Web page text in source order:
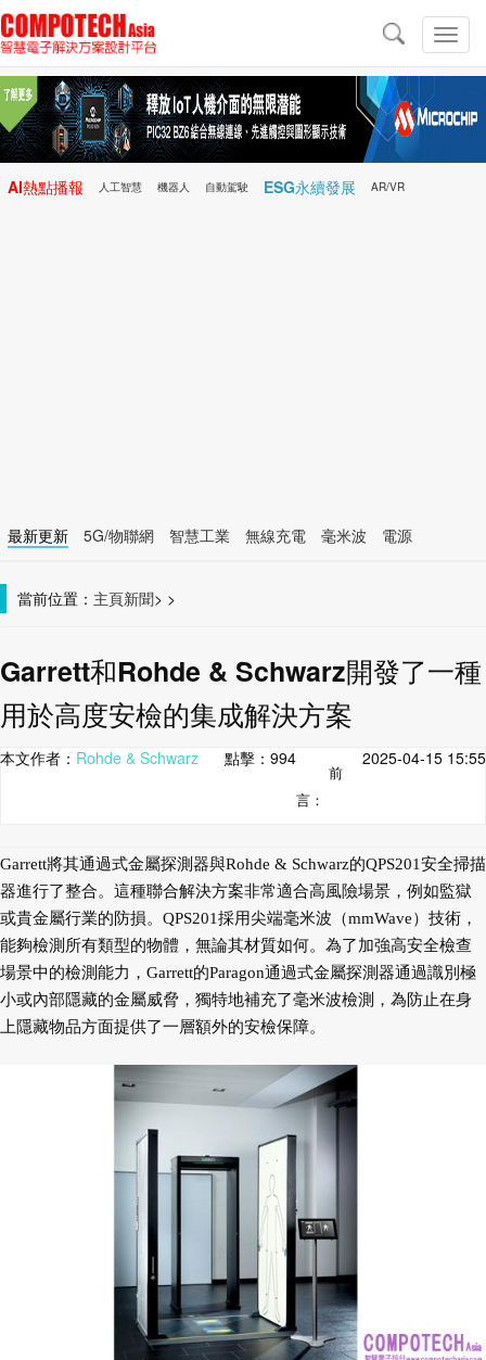
切
換
導
導
航
AI熱點播報 人工智慧 機器人 自動駕駛 ESG永續發展 AR/VR
最新更新 5G/物聯網 智慧工業 無線充電 毫米波
電源
當前位置： 主頁 >
新聞 >
Garrett和Rohde & Schwarz開發了一種
用於高度安檢的集成解決方案
本文作者： Rohde & Schwarz 點擊： 994 2025-04-15 15:55
前
言：
Garrett將其通過式金屬探測器與Rohde & Schwarz的QPS201安全掃描
器進行了整合。這種聯合解決方案非常適合高風險場景，例如監獄
或貴金屬行業的防損。QPS201採用尖端毫米波（mmWave）技術，
能夠檢測所有類型的物體，無論其材質如何。為了加強高安全檢查
場景中的檢測能力，Garrett的Paragon通過式金屬探測器通過識別極
小或內部隱藏的金屬威脅，獨特地補充了毫米波檢測，為防止在身
上隱藏物品方面提供了一層額外的安檢保障。